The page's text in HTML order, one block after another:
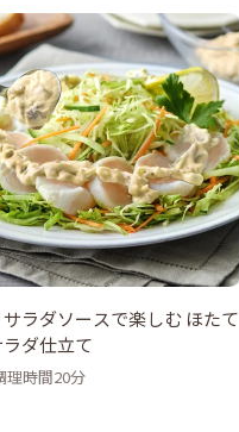
ラダソースで楽しむ ほたて
ダ仕立て
理時間20分